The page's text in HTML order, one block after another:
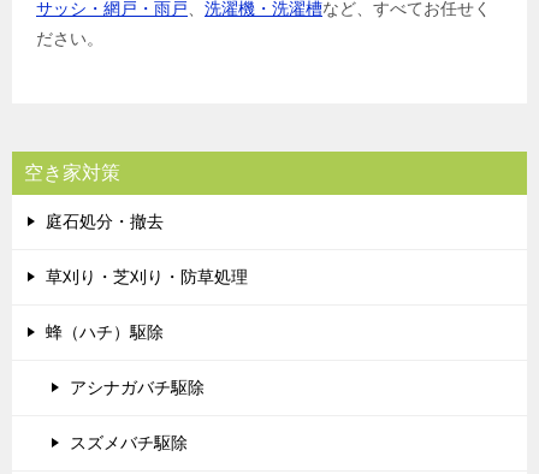
サッシ・網戸・雨戸
洗濯機・洗濯槽など、すべてお任せく
ださい。
空き家対策
庭石処分・撤去
草刈り・芝刈り・防草処理
蜂（ハチ）駆除
アシナガバチ駆除
スズメバチ駆除